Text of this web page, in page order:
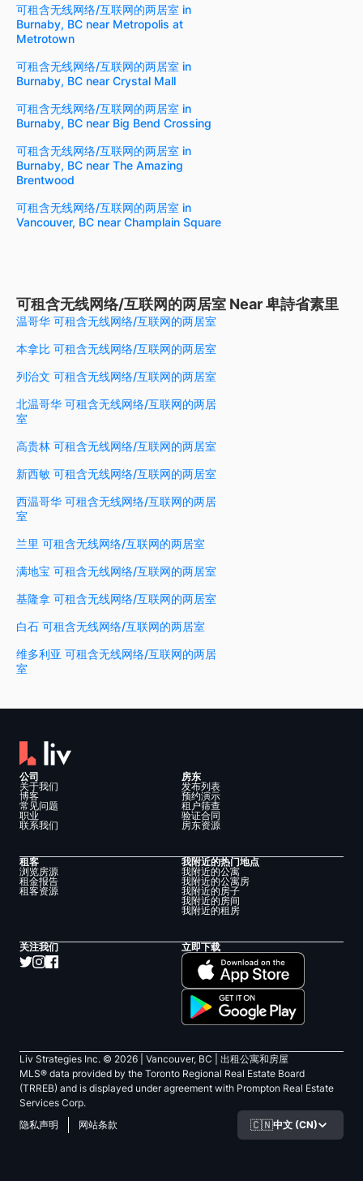
可租含无线网络/互联网的两居室 in
Burnaby, BC near Metropolis at
Metrotown
可租含无线网络/互联网的两居室 in
Burnaby, BC near Crystal Mall
可租含无线网络/互联网的两居室 in
Burnaby, BC near Big Bend Crossing
可租含无线网络/互联网的两居室 in
Burnaby, BC near The Amazing
Brentwood
可租含无线网络/互联网的两居室 in
Vancouver, BC near Champlain Square
可租含无线网络/互联网的两居室 Near 卑詩省素里
温哥华 可租含无线网络/互联网的两居室
本拿比 可租含无线网络/互联网的两居室
列治文 可租含无线网络/互联网的两居室
北温哥华 可租含无线网络/互联网的两居
室
高贵林 可租含无线网络/互联网的两居室
新西敏 可租含无线网络/互联网的两居室
西温哥华 可租含无线网络/互联网的两居
室
兰里 可租含无线网络/互联网的两居室
满地宝 可租含无线网络/互联网的两居室
基隆拿 可租含无线网络/互联网的两居室
白石 可租含无线网络/互联网的两居室
维多利亚 可租含无线网络/互联网的两居
室
公司
关于我们
博客
常见问题
职业
联系我们
房东
发布列表
预约演示
租户筛查
验证合同
房东资源
租客
浏览房源
租金报告
租客资源
我附近的热门地点
我附近的公寓
我附近的公寓房
我附近的房子
我附近的房间
我附近的租房
关注我们 立即下载
Liv Strategies Inc. © 2026 | Vancouver, BC |
出租公寓和房屋
MLS® data provided by the Toronto Regional Real Estate Board
(TRREB) and is displayed under agreement with Prompton Real Estate
Services Corp.
隐私声明
网站条款 🇨🇳中文 (CN)